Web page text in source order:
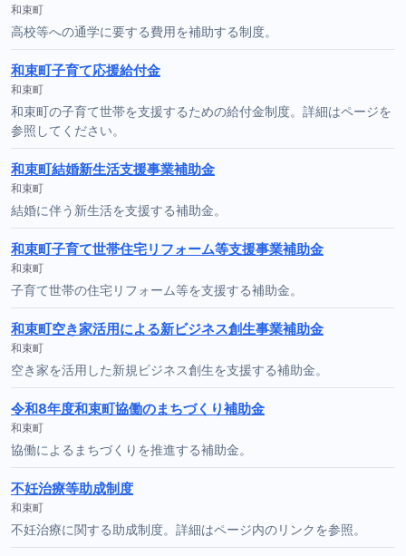
和束町
高校等への通学に要する費用を補助する制度。
和束町子育て応援給付金
和束町
和束町の子育て世帯を支援するための給付金制度。詳細はページを
参照してください。
和束町結婚新生活支援事業補助金
和束町
結婚に伴う新生活を支援する補助金。
和束町子育て世帯住宅リフォーム等支援事業補助金
和束町
子育て世帯の住宅リフォーム等を支援する補助金。
和束町空き家活用による新ビジネス創生事業補助金
和束町
空き家を活用した新規ビジネス創生を支援する補助金。
令和8年度和束町協働のまちづくり補助金
和束町
協働によるまちづくりを推進する補助金。
不妊治療等助成制度
和束町
不妊治療に関する助成制度。詳細はページ内のリンクを参照。